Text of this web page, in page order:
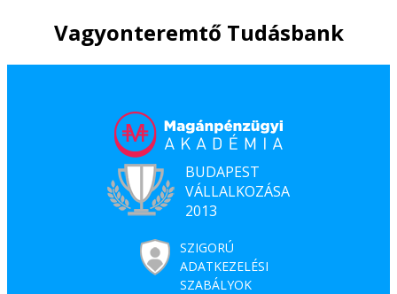
Vagyonteremtő Tudásbank
BUDAPEST
VÁLLALKOZÁSA
2013
SZIGORÚ
ADATKEZELÉSI
SZABÁLYOK